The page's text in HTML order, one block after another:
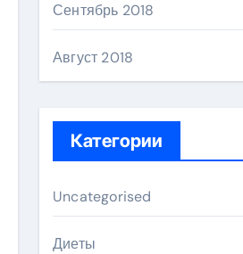
Сентябрь 2018
Август 2018
Категории
Uncategorised
Диеты